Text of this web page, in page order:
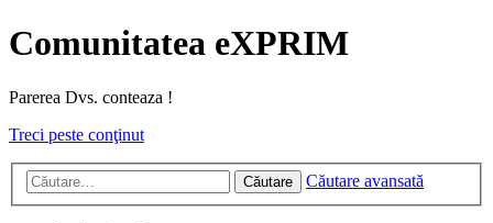
Comunitatea eXPRIM
Parerea Dvs. conteaza !
Treci peste conţinut
Căutare Căutare avansată